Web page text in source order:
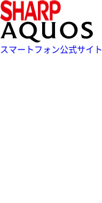
スマートフォン公式サイト